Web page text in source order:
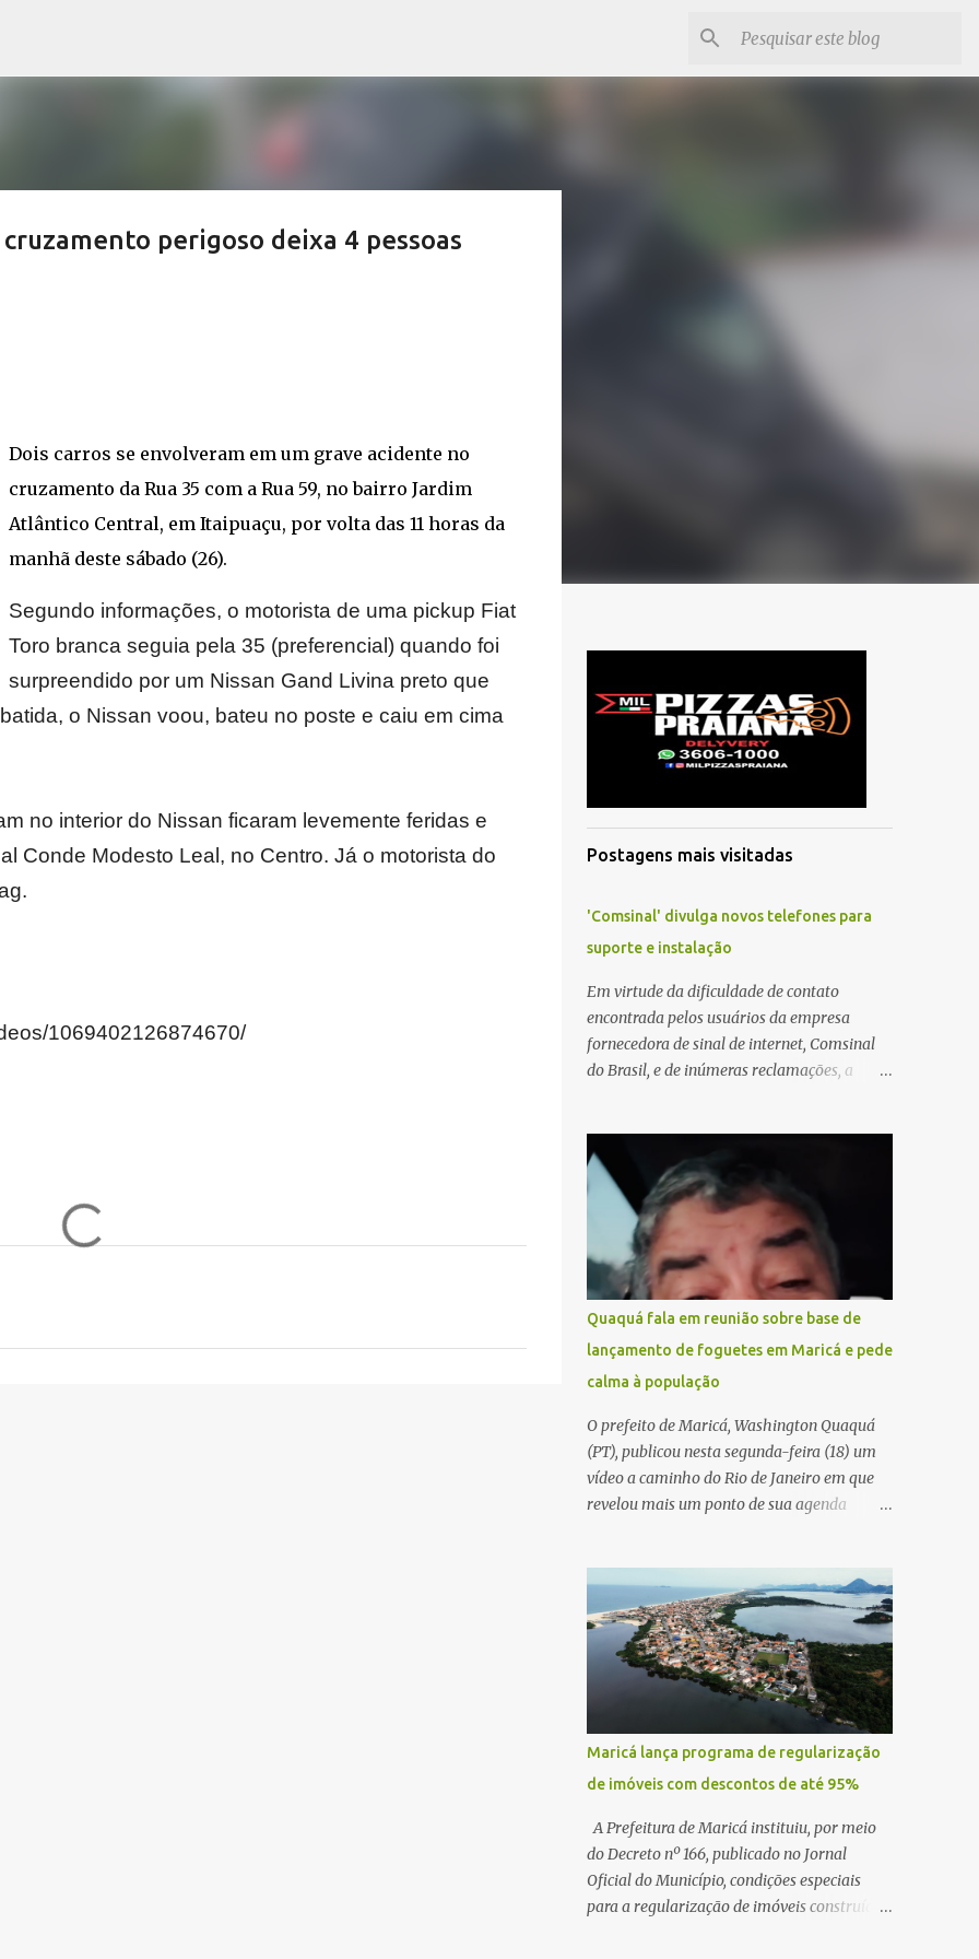
perigoso deixa 4 pessoas
Dois carros se envolveram em um grave acidente no
cruzamento da Rua 35 com a Rua 59, no bairro Jardim
Atlântico Central, em Itaipuaçu, por volta das 11 horas da
manhã deste sábado (26).
Segundo informações, o motorista de uma pickup Fiat
Toro branca seguia pela 35 (preferencial) quando foi
surpreendido por um Nissan Gand Livina preto que
o Nissan voou, bateu no poste e caiu em cima
no interior do Nissan ficaram levemente feridas e
Conde Modesto Leal, no Centro. Já o motorista do
1069402126874670/
Postagens mais visitadas
'Comsinal' divulga novos telefones para
suporte e instalação
Em virtude da dificuldade de contato
encontrada pelos usuários da empresa
fornecedora de sinal de internet, Comsinal
do Brasil, e de inúmeras reclamações, a
suporte técnico. Confira, a seguir: 2623-
5858, 2623-9006 e 26235651
Quaquá fala em reunião sobre base de
lançamento de foguetes em Maricá e pede
calma à população
O prefeito de Maricá, Washington Quaquá
(PT), publicou nesta segunda-feira (18) um
vídeo a caminho do Rio de Janeiro em que
revelou mais um ponto de sua agenda
pessoal, para tratar da possibilidade de
construir no município uma base e centro de
lançamento de foguetes e satélites. A
declaração chamou atenção pela ousadia do
projeto, que colocaria Maricá em um novo
patamar de visibilidade tecnológica e
estratégica. Segundo Quaquá, a conversa
será o início de um debate maior sobre a
viabilidade dessa estrutura na cidade.
Durante o vídeo, o prefeito também
respondeu às críticas que vem recebendo.
Segundo ele, muitas pessoas estão dizendo
que promete muito, mas não estaria
Maricá lança programa de regularização
de imóveis com descontos de até 95%
A Prefeitura de Maricá instituiu, por meio
do Decreto nº 166, publicado no Jornal
Oficial do Município, condições especiais
para a regularização de imóveis construídos